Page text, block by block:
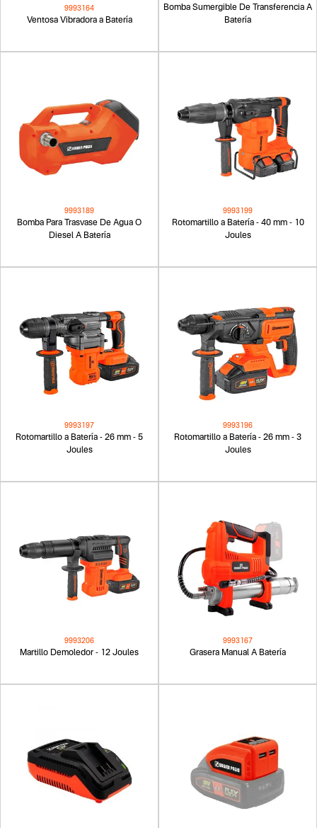
Ventosa Vibradora a Batería
9993164
Bomba Sumergible De Transferencia A
Batería
Bomba Para Trasvase De Agua O
Diesel A Batería
9993189
Rotomartillo a Batería - 40 mm - 10
Joules
9993199
Rotomartillo a Batería - 26 mm - 5
Joules
9993197
Rotomartillo a Batería - 26 mm - 3
Joules
9993196
Martillo Demoledor - 12 Joules
9993206
Grasera Manual A Batería
9993167